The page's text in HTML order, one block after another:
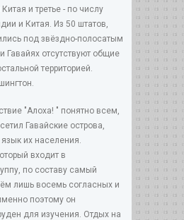
и третье - по числу
и Китая. Из 50 штатов,
под звёздно-полосатым
Гавайях отсутствуют общие
территорией.
"Алоха! " понятно всем,
Гавайские острова,
язык их населения.
входит в
по составу самый
лишь восемь согласных и
поэтому он
для изучения. Отдых на